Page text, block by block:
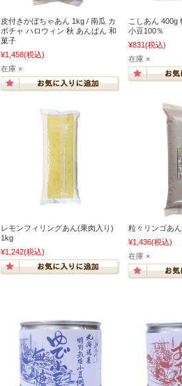
皮付きかぼちゃあん 1kg / 南瓜 カ
ボチャ ハロウィン 秋 あんぱん 和
菓子
¥1,458(税込)
在庫 ×
こしあん 400g
小豆100％
¥831(税込)
在庫 ×
レモンフィリングあん(果肉入り)
1kg
¥1,242(税込)
粒々リンゴあ
¥1,436(税込)
在庫 ×